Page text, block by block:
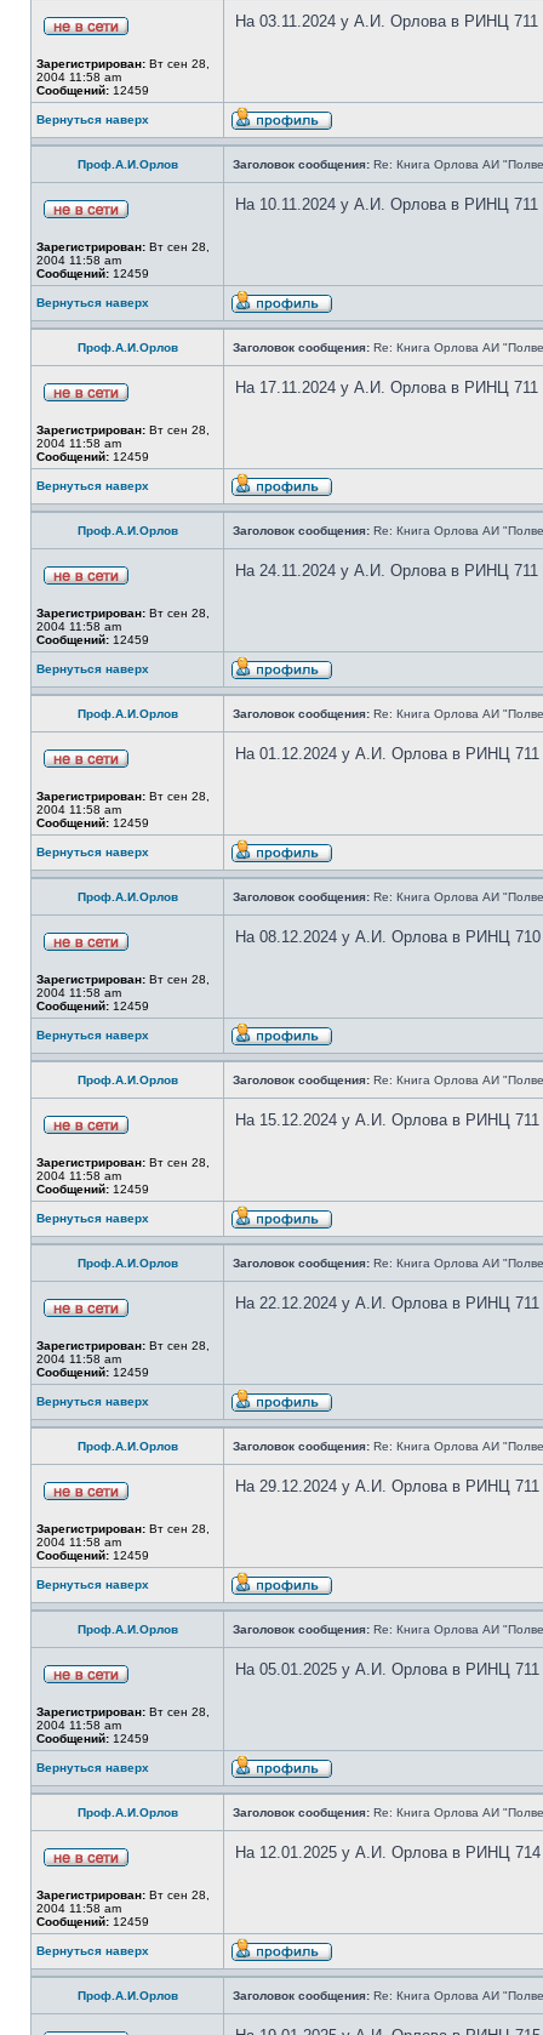
Зарегистрирован: Вт сен 28,
2004 11:58 am
Сообщений: 12459
На 03.11.2024 у А.И. Орлова в РИНЦ 711
Вернуться наверх
Проф.А.И.Орлов Заголовок сообщения: Re: Книга Орлова АИ
Зарегистрирован: Вт сен 28,
2004 11:58 am
Сообщений: 12459
На 10.11.2024 у А.И. Орлова в РИНЦ 711
Вернуться наверх
Проф.А.И.Орлов Заголовок сообщения: Re: Книга Орлова АИ
Зарегистрирован: Вт сен 28,
2004 11:58 am
Сообщений: 12459
На 17.11.2024 у А.И. Орлова в РИНЦ 711
Вернуться наверх
Проф.А.И.Орлов Заголовок сообщения: Re: Книга Орлова АИ
Зарегистрирован: Вт сен 28,
2004 11:58 am
Сообщений: 12459
На 24.11.2024 у А.И. Орлова в РИНЦ 711
Вернуться наверх
Проф.А.И.Орлов Заголовок сообщения: Re: Книга Орлова АИ
Зарегистрирован: Вт сен 28,
2004 11:58 am
Сообщений: 12459
На 01.12.2024 у А.И. Орлова в РИНЦ 711
Вернуться наверх
Проф.А.И.Орлов Заголовок сообщения: Re: Книга Орлова АИ
Зарегистрирован: Вт сен 28,
2004 11:58 am
Сообщений: 12459
На 08.12.2024 у А.И. Орлова в РИНЦ 710
Вернуться наверх
Проф.А.И.Орлов Заголовок сообщения: Re: Книга Орлова АИ
Зарегистрирован: Вт сен 28,
2004 11:58 am
Сообщений: 12459
На 15.12.2024 у А.И. Орлова в РИНЦ 711
Вернуться наверх
Проф.А.И.Орлов Заголовок сообщения: Re: Книга Орлова АИ
Зарегистрирован: Вт сен 28,
2004 11:58 am
Сообщений: 12459
На 22.12.2024 у А.И. Орлова в РИНЦ 711
Вернуться наверх
Проф.А.И.Орлов Заголовок сообщения: Re: Книга Орлова АИ
Зарегистрирован: Вт сен 28,
2004 11:58 am
Сообщений: 12459
На 29.12.2024 у А.И. Орлова в РИНЦ 711
Вернуться наверх
Проф.А.И.Орлов Заголовок сообщения: Re: Книга Орлова АИ
Зарегистрирован: Вт сен 28,
2004 11:58 am
Сообщений: 12459
На 05.01.2025 у А.И. Орлова в РИНЦ 711
Вернуться наверх
Проф.А.И.Орлов Заголовок сообщения: Re: Книга Орлова АИ
Зарегистрирован: Вт сен 28,
2004 11:58 am
Сообщений: 12459
На 12.01.2025 у А.И. Орлова в РИНЦ 714
Вернуться наверх
Проф.А.И.Орлов Заголовок сообщения: Re: Книга Орлова АИ